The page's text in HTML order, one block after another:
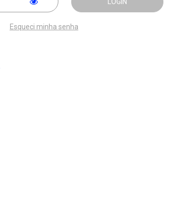
Esqueci minha senha